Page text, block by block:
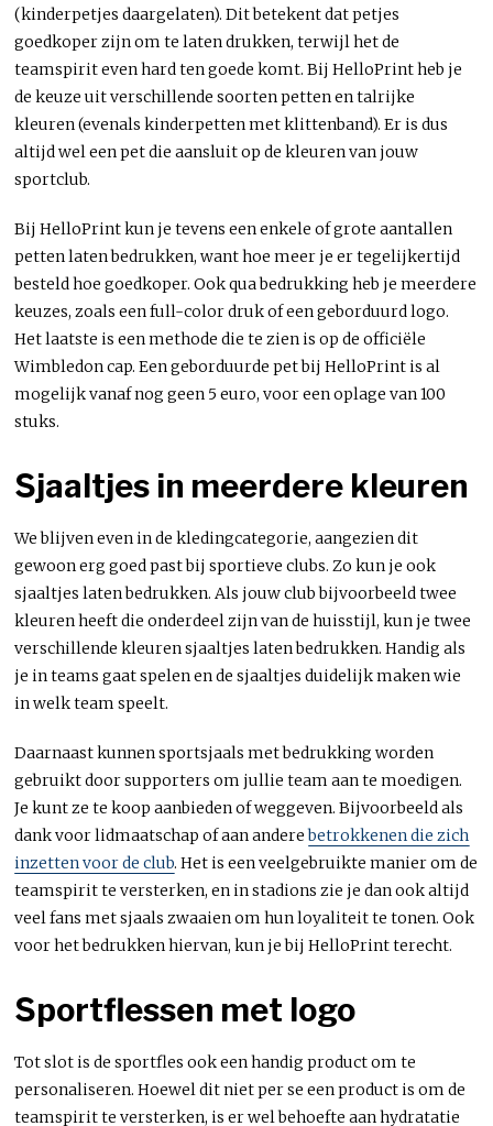
(kinderpetjes daargelaten). Dit betekent dat petjes
goedkoper zijn om te laten drukken, terwijl het de
teamspirit even hard ten goede komt. Bij HelloPrint heb je
de keuze uit verschillende soorten petten en talrijke
kleuren (evenals kinderpetten met klittenband). Er is dus
altijd wel een pet die aansluit op de kleuren van jouw
sportclub.
Bij HelloPrint kun je tevens een enkele of grote aantallen
petten laten bedrukken, want hoe meer je er tegelijkertijd
besteld hoe goedkoper. Ook qua bedrukking heb je meerdere
keuzes, zoals een full-color druk of een geborduurd logo.
Het laatste is een methode die te zien is op de officiële
Wimbledon cap. Een geborduurde pet bij HelloPrint is al
mogelijk vanaf nog geen 5 euro, voor een oplage van 100
stuks.
Sjaaltjes in meerdere kleuren
We blijven even in de kledingcategorie, aangezien dit
gewoon erg goed past bij sportieve clubs. Zo kun je ook
sjaaltjes laten bedrukken. Als jouw club bijvoorbeeld twee
kleuren heeft die onderdeel zijn van de huisstijl, kun je twee
verschillende kleuren sjaaltjes laten bedrukken. Handig als
je in teams gaat spelen en de sjaaltjes duidelijk maken wie
in welk team speelt.
Daarnaast kunnen sportsjaals met bedrukking worden
gebruikt door supporters om jullie team aan te moedigen.
Je kunt ze te koop aanbieden of weggeven. Bijvoorbeeld als
dank voor lidmaatschap of aan anderebetrokkenen die zich
inzetten voor de club. Het is een veelgebruikte manier om de
teamspirit te versterken, en in stadions zie je dan ook altijd
veel fans met sjaals zwaaien om hun loyaliteit te tonen. Ook
voor het bedrukken hiervan, kun je bij HelloPrint terecht.
Sportflessen met logo
Tot slot is de sportfles ook een handig product om te
personaliseren. Hoewel dit niet per se een product is om de
teamspirit te versterken, is er wel behoefte aan hydratatie